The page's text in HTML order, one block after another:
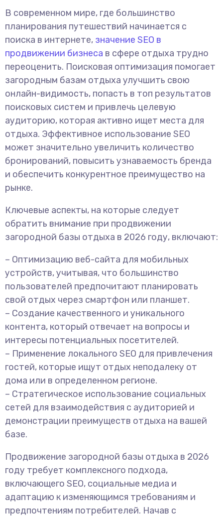
В современном мире, где большинство
планирования путешествий начинается с
поиска в интернете, значение SEO в
продвижении бизнеса в сфере отдыха трудно
переоценить. Поисковая оптимизация помогает
загородным базам отдыха улучшить свою
онлайн-видимость, попасть в топ результатов
поисковых систем и привлечь целевую
аудиторию, которая активно ищет места для
отдыха. Эффективное использование SEO
может значительно увеличить количество
бронирований, повысить узнаваемость бренда
и обеспечить конкурентное преимущество на
рынке.
Ключевые аспекты, на которые следует
обратить внимание при продвижении
загородной базы отдыха в 2026 году, включают:
– Оптимизацию веб-сайта для мобильных
устройств, учитывая, что большинство
пользователей предпочитают планировать
свой отдых через смартфон или планшет.
– Создание качественного и уникального
контента, который отвечает на вопросы и
интересы потенциальных посетителей.
– Применение локального SEO для привлечения
гостей, которые ищут отдых неподалеку от
дома или в определенном регионе.
– Стратегическое использование социальных
сетей для взаимодействия с аудиторией и
демонстрации преимуществ отдыха на вашей
базе.
Продвижение загородной базы отдыха в 2026
году требует комплексного подхода,
включающего SEO, социальные медиа и
адаптацию к изменяющимся требованиям и
предпочтениям потребителей. Начав с